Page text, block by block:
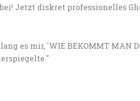
Jetzt diskret professionelles
es mir, 'WIE BEKOMMT MAN